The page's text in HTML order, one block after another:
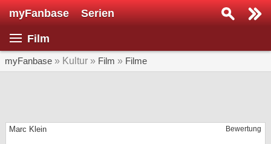
myFanbase Serien
Film
myFanbase » Kultur » Film » Filme
Bewertung
Marc Klein
Serie suchen...
SERIEN